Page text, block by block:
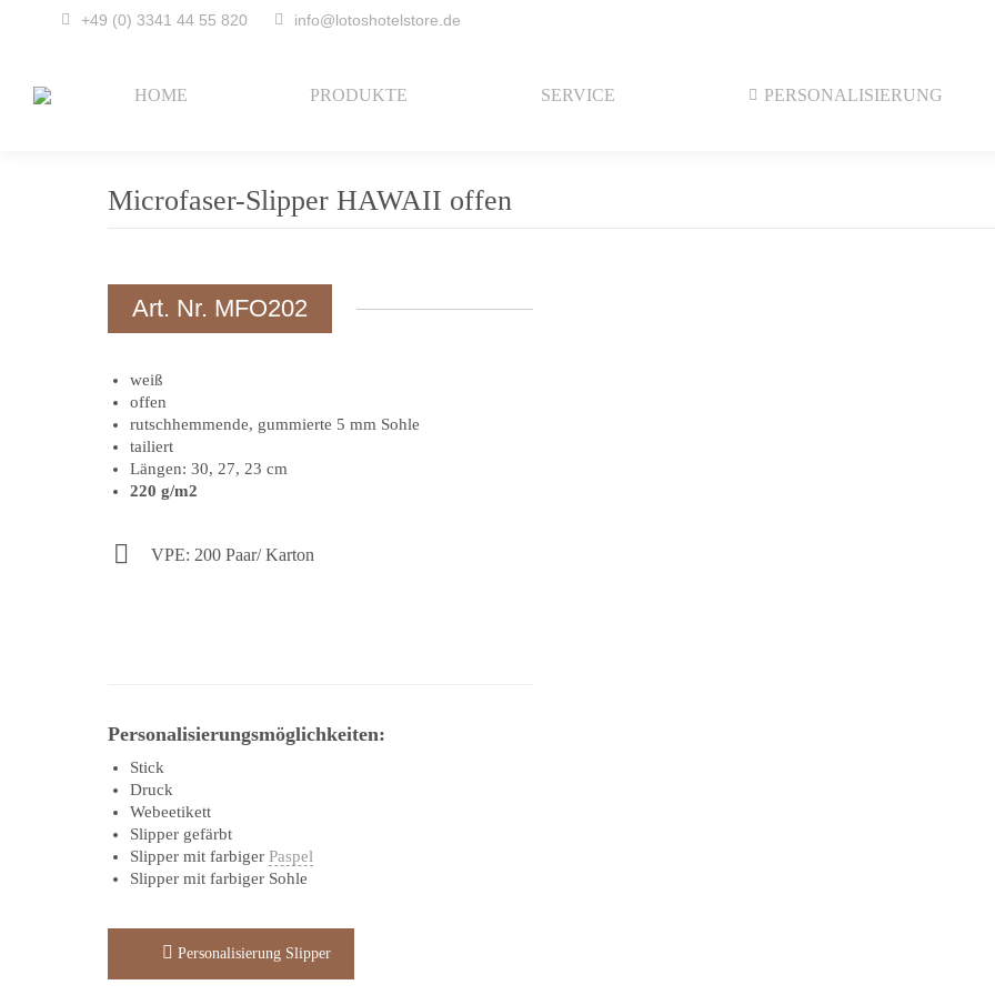
+49 (0) 3341 44 55 820 info@lotoshotelstore.de
HOME PRODUKTE SERVICE PERSONALISIERUNG
Microfaser-Slipper HAWAII offen
Art. Nr. MFO202
weiß
offen
rutschhemmende, gummierte 5 mm Sohle
tailiert
Längen: 30, 27, 23 cm
220 g/m2
VPE: 200 Paar/ Karton
Personalisierungsmöglichkeiten:
Stick
Druck
Webeetikett
Slipper gefärbt
Slipper mit farbiger Paspel
Slipper mit farbiger Sohle
Personalisierung Slipper